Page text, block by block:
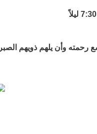
رحمته وأن يلهم ذويهم الصبر